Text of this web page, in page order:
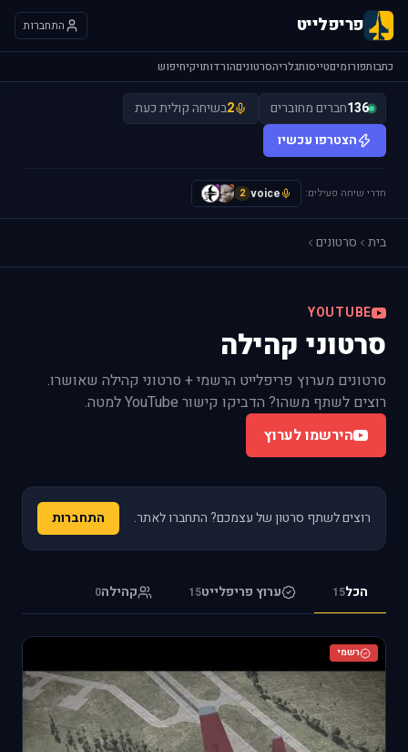
פריפלייט התחברות
כתבותפורומיםטייסותגלריהסרטוניםהורדותויקיחיפוש
136חברים מחוברים 2בשיחה קולית כעת
הצטרפו עכשיו
חדרי שיחה פעילים: voice
2
A
y
בית סרטונים
YOUTUBE
סרטוני קהילה
סרטונים מערוץ פריפלייט הרשמי + סרטוני קהילה שאושרו.
רוצים לשתף משהו? הדביקו קישור YouTube למטה.
הירשמו לערוץ
רוצים לשתף סרטון של עצמכם? התחברו לאתר. התחברות
הכל15 ערוץ פריפלייט15 קהילה0
רשמי